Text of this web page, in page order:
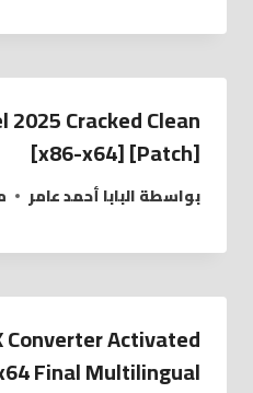
Cracked Clean
[x86-x64] [Patch]
بواسطةالبابا أحمد عامر
Converter Activated
Final Multilingual